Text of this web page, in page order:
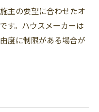
主の要望に合わせたオ
す。ハウスメーカーは
度に制限がある場合が